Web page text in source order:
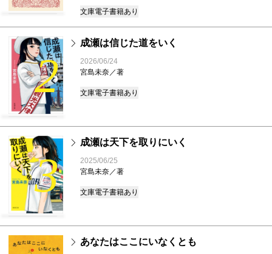
文庫電子書籍あり
2
成瀬は信じた道をいく
2026/06/24
宮島未奈／著
文庫電子書籍あり
3
成瀬は天下を取りにいく
2025/06/25
宮島未奈／著
文庫電子書籍あり
あなたはここにいなくとも